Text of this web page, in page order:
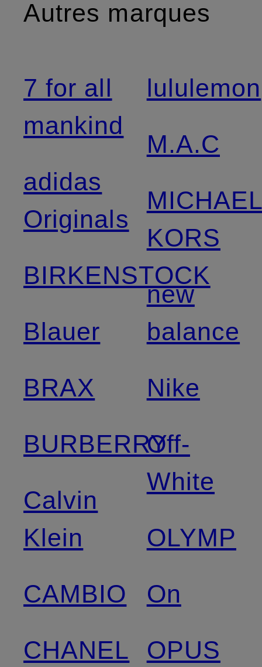
Autres marques
7 for all
mankind
adidas
Originals
BIRKENSTOCK
Blauer
BRAX
BURBERRY
Calvin
Klein
CAMBIO
CHANEL
lululemon
M.A.C
KORS
new
balance
Nike
Off-
White
OLYMP
On
OPUS